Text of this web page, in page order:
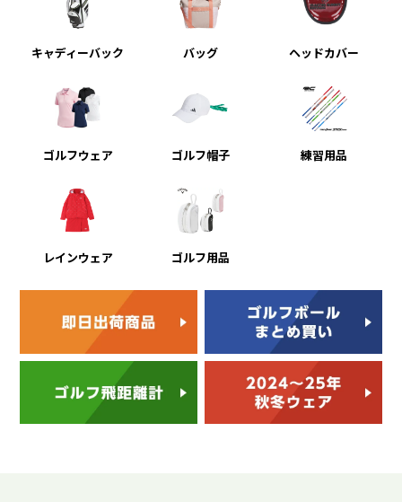
キャディーバック バッグ ヘッドカバー
ゴルフウェア ゴルフ帽子 練習用品
レインウェア ゴルフ用品